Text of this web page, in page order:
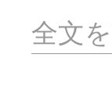
全文